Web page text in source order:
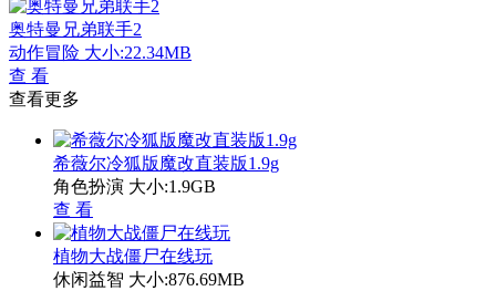
奥特曼兄弟联手2
动作冒险 大小:22.34MB
查 看
查看更多
希薇尔冷狐版魔改直装版1.9g
角色扮演 大小:1.9GB
查 看
植物大战僵尸在线玩
休闲益智 大小:876.69MB